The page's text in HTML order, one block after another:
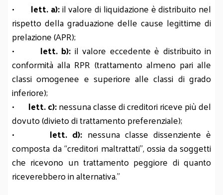
• lett. a):il valore di liquidazione è distribuito nel
rispetto della graduazione delle cause legittime di
prelazione (APR);
• lett. b): il valore eccedente è distribuito in
conformità alla RPR (trattamento almeno pari alle
classi omogenee e superiore alle classi di grado
inferiore);
• lett. c):nessuna classe di creditori riceve più del
dovuto (divieto di trattamento preferenziale);
• lett. d): nessuna classe dissenziente è
composta da “creditori maltrattati”, ossia da soggetti
che ricevono un trattamento peggiore di quanto
riceverebbero in alternativa.”